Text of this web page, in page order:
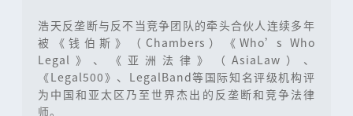
浩天反垄断与反不当竞争团队的牵头合伙人连续多年
被《钱伯斯》（Chambers）《Who’s Who
Legal》、《亚洲法律》（AsiaLaw）、
《Legal500》、LegalBand等国际知名评级机构评
为中国和亚太区乃至世界杰出的反垄断和竞争法律
师。